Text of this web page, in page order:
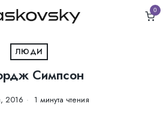
0
ЛЮДИ
Симпсон
2016 1 минута чтения